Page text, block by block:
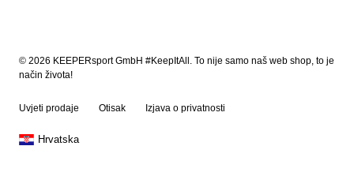
© 2026 KEEPERsport GmbH #KeepItAll. To nije samo naš web shop, to je
način života!
Uvjeti prodaje Otisak Izjava o privatnosti
Hrvatska